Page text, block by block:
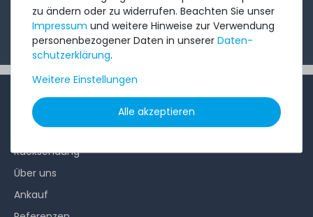
Ich möchte Ihren Newsletter erhalten und akzeptiere
dieDatenschutzerklärung.
zu ändern oder zu widerrufen. Beachten Sie unser
Impressum und weitere Hinweise zur Verwendung
personenbezogener Daten in unserer Daten­
schutz­erklärung.
Weitere Einstellungen
Alle akzeptieren
INFORMATIONEN
Kundenservice
Rücksendung
Über uns
Ankauf